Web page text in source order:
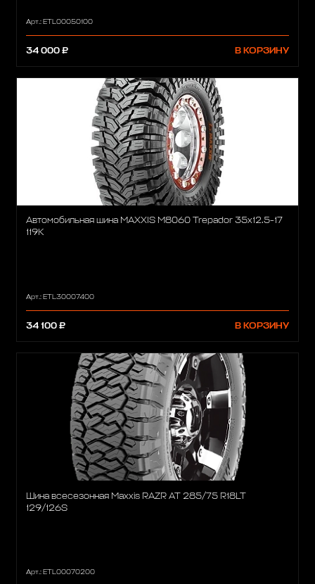
Арт.: ETL00050100
34 000 ₽ В КОРЗИНУ
Автомобильная шина MAXXIS M8060 Trepador 35x12.5-17
119K
Арт.: ETL30007400
34 100 ₽ В КОРЗИНУ
Шина всесезонная Maxxis RAZR AT 285/75 R18LT
129/126S
Арт.: ETL00070200